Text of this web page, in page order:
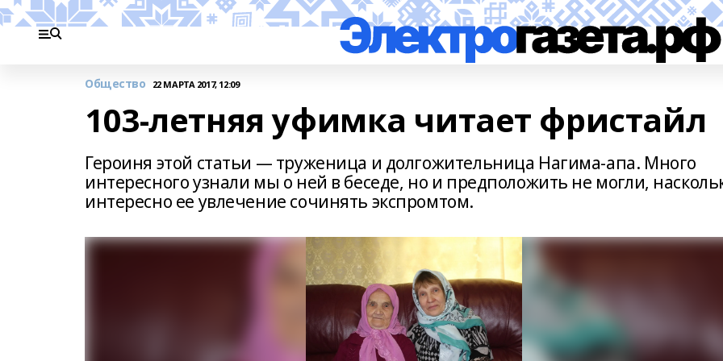
Общество 22 МАРТА 2017, 12:09
103-летняя уфимка читает фристайл
Героиня этой статьи — труженица и долгожительница Нагима-апа. Много
интересного узнали мы о ней в беседе, но и предположить не могли,
интересно ее увлечение сочинять экспромтом.